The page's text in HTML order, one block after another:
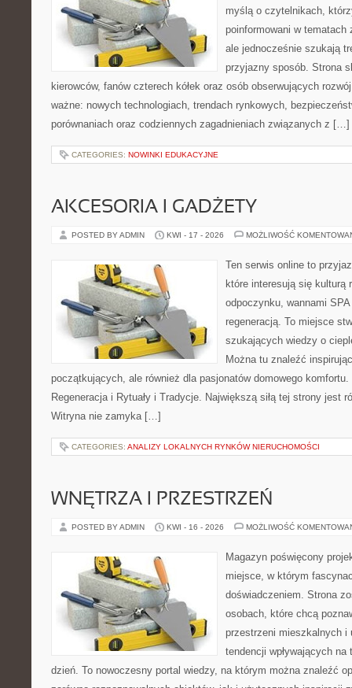
myślą o czytelnikach,
poinformowani w
ale jednocześnie szukają
przyjazny sposób. Strona
kierowców, fanów czterech kółek oraz osób obserwujących
ważne: nowych technologiach, trendach rynkowych,
porównaniach oraz codziennych zagadnieniach związanych z […]
CATEGORIES: NOWINKI EDUKACYJNE
AKCESORIA I GADŻETY
POSTED BY ADMIN KWI - 17 - 2026 MOŻLIWOŚĆ
Ten serwis online to
które interesują się kulturą
odpoczynku, wannami
regeneracją. To miejsce
szukających wiedzy o
Można tu znaleźć
początkujących, ale również dla pasjonatów domowego
Regeneracja i Rytuały i Tradycje. Największą siłą tej strony jest
Witryna nie zamyka […]
CATEGORIES: ANALIZY LOKALNYCH RYNKÓW NIERUCHOMOŚCI
WNĘTRZA I PRZESTRZEŃ
POSTED BY ADMIN KWI - 16 - 2026 MOŻLIWOŚĆ
Magazyn poświęcony
miejsce, w którym
doświadczeniem. Strona
osobach, które chcą
przestrzeni mieszkalnych i
tendencji wpływających
dzień. To nowoczesny portal wiedzy, na którym można znaleźć